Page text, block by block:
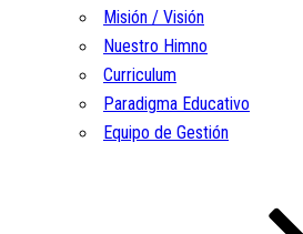
Misión / Visión
Nuestro Himno
Curriculum
Paradigma Educativo
Equipo de Gestión